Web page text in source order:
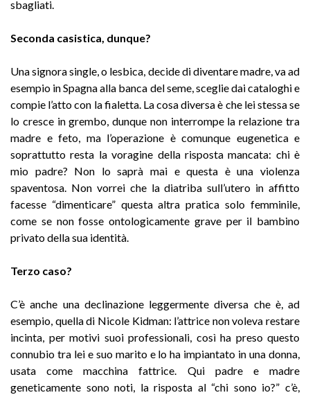
sbagliati.
Seconda casistica, dunque?
Una signora single, o lesbica, decide di diventare madre, va ad
esempio in Spagna alla banca del seme, sceglie dai cataloghi e
compie l’atto con la fialetta. La cosa diversa è che lei stessa se
lo cresce in grembo, dunque non interrompe la relazione tra
madre e feto, ma l’operazione è comunque eugenetica e
soprattutto resta la voragine della risposta mancata: chi è
mio padre? Non lo saprà mai e questa è una violenza
spaventosa. Non vorrei che la diatriba sull’utero in affitto
facesse “dimenticare” questa altra pratica solo femminile,
come se non fosse ontologicamente grave per il bambino
privato della sua identità.
Terzo caso?
C’è anche una declinazione leggermente diversa che è, ad
esempio, quella di Nicole Kidman: l’attrice non voleva restare
incinta, per motivi suoi professionali, così ha preso questo
connubio tra lei e suo marito e lo ha impiantato in una donna,
usata come macchina fattrice. Qui padre e madre
geneticamente sono noti, la risposta al “chi sono io?” c’è,